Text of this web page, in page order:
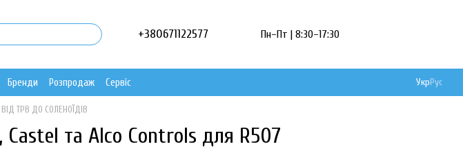
+380671122577 Пн–Пт | 8:30–17:30
Бренди Розпродаж Сервіс УкрРус
ТРВ ДО СОЛЕНОЇДІВ
та Alco Controls для R507